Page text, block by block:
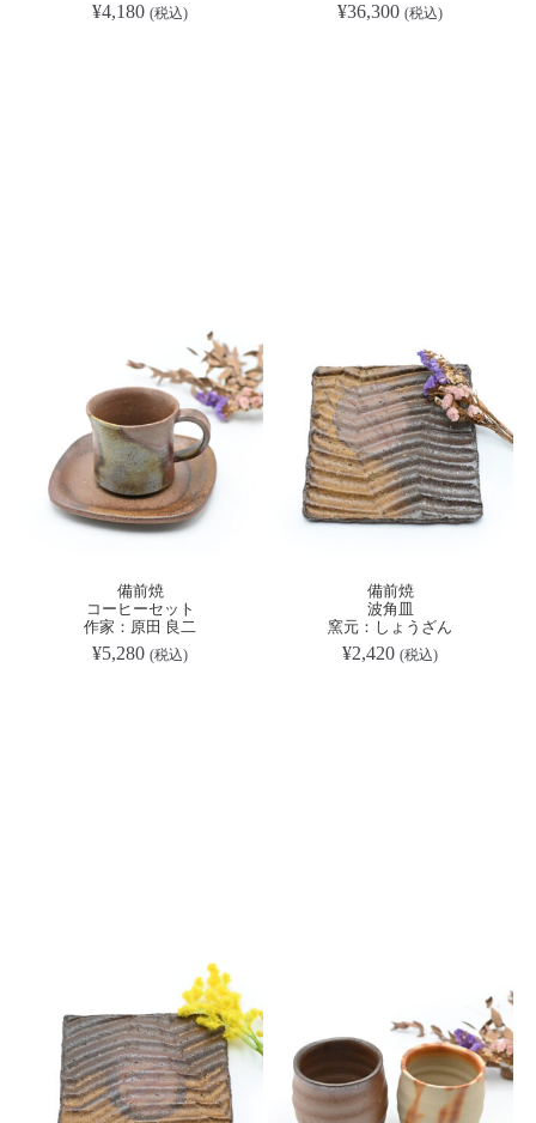
¥4,180 (税込) ¥36,300 (税込)
備前焼
コーヒーセット
作家：原田 良二
¥5,280 (税込)
備前焼
波角皿
窯元：しょうざん
¥2,420 (税込)